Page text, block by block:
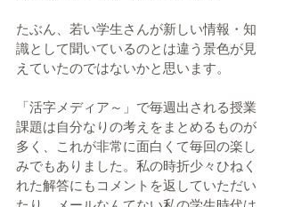
たぶん、若い学生さんが新しい情報・知
識として聞いているのとは違う景色が見
えていたのではないかと思います。
「活字メディア～」で毎週出される授業
課題は自分なりの考えをまとめるものが
多く、これが非常に面白くて毎回の楽し
みでもありました。私の時折少々ひねく
れた解答にもコメントを返していただい